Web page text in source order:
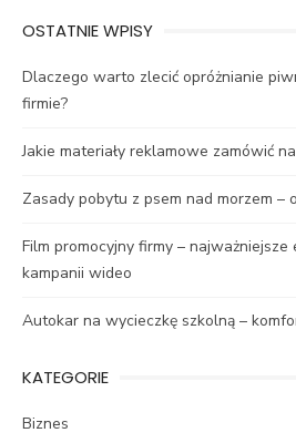
OSTATNIE WPISY
Dlaczego warto zlecić opróżnianie
firmie?
Jakie materiały reklamowe zamówić
Zasady pobytu z psem nad morzem –
Film promocyjny firmy – najważniejsze
kampanii wideo
Autokar na wycieczkę szkolną –
KATEGORIE
Biznes